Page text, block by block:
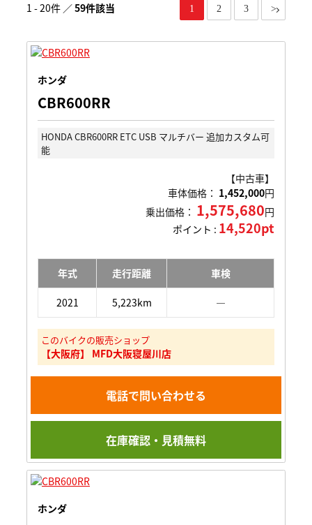
1 - 20件 ／59件該当 1 2 3 >
ホンダ
CBR600RR
HONDA CBR600RR ETC USB マルチバー 追加カスタム可
能
【中古車】
車体価格： 1,452,000円
乗出価格： 1,575,680円
ポイント : 14,520pt
年式 走行距離 車検
2021 5,223km ―
このバイクの販売ショップ
【大阪府】 MFD大阪寝屋川店
電話で問い合わせる
在庫確認・見積無料
ホンダ